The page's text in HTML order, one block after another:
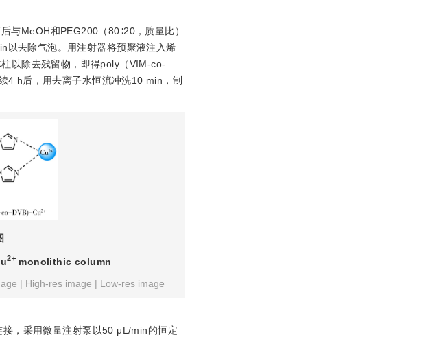
与MeOH和PEG200（80∶20，质量比）
以去除气泡。用注射器将预聚液注入烯
以除去残留物，即得poly（VIM-co-
4 h后，用去离子水恒流冲洗10 min，制
2+ monolithic column
| High-res image | Low-res image
，采用微量注射泵以50 μL/min的恒定